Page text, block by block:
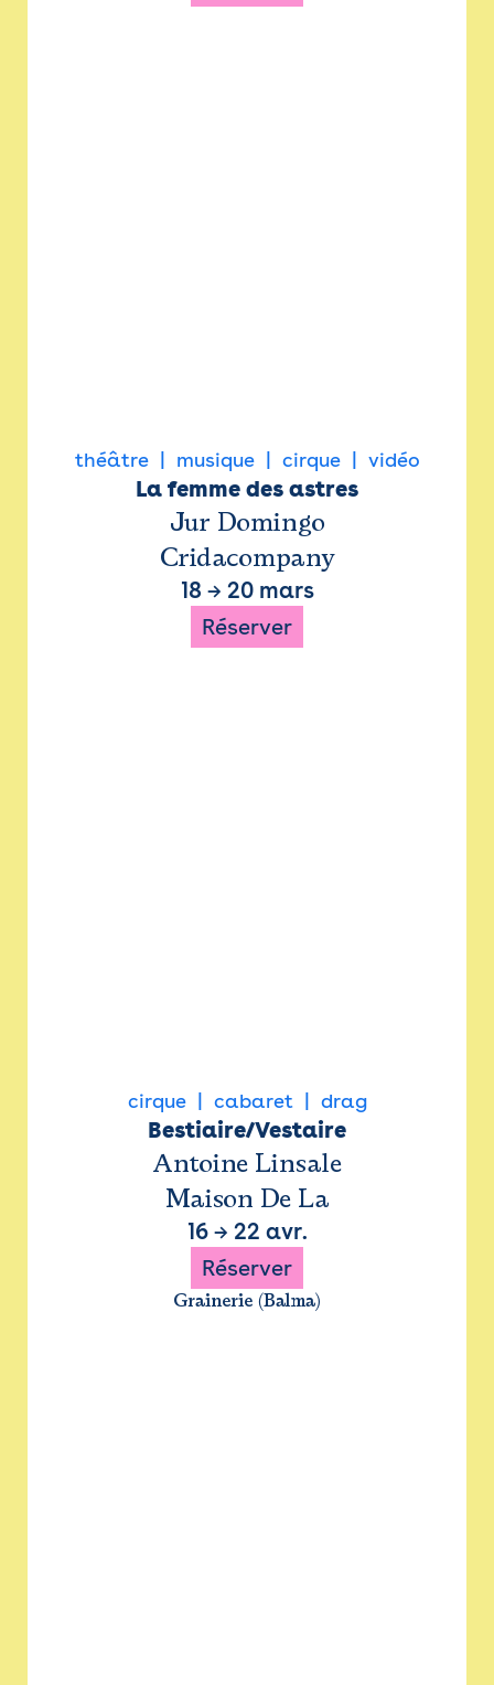
théâtre musique cirque vidéo
La femme des astres
Jur Domingo
Cridacompany
18 → 20 mars
Réserver
cirque cabaret drag
Bestiaire/Vestaire
Antoine Linsale
Maison De La
16→ 22 avr.
Réserver
Grainerie (Balma)